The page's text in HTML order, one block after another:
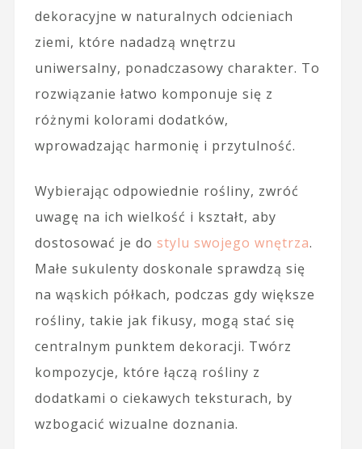
dekoracyjne w naturalnych odcieniach
ziemi, które nadadzą wnętrzu
uniwersalny, ponadczasowy charakter. To
rozwiązanie łatwo komponuje się z
różnymi kolorami dodatków,
wprowadzając harmonię i przytulność.
Wybierając odpowiednie rośliny, zwróć
uwagę na ich wielkość i kształt, aby
dostosować je do stylu swojego wnętrza.
Małe sukulenty doskonale sprawdzą się
na wąskich półkach, podczas gdy większe
rośliny, takie jak fikusy, mogą stać się
centralnym punktem dekoracji. Twórz
kompozycje, które łączą rośliny z
dodatkami o ciekawych teksturach, by
wzbogacić wizualne doznania.